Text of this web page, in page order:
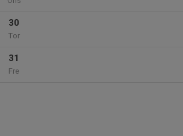
30
Tor
31
Fre